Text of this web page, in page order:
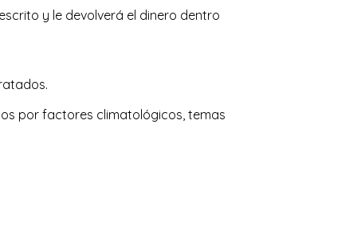
y le devolverá el dinero dentro
por factores climatológicos, temas